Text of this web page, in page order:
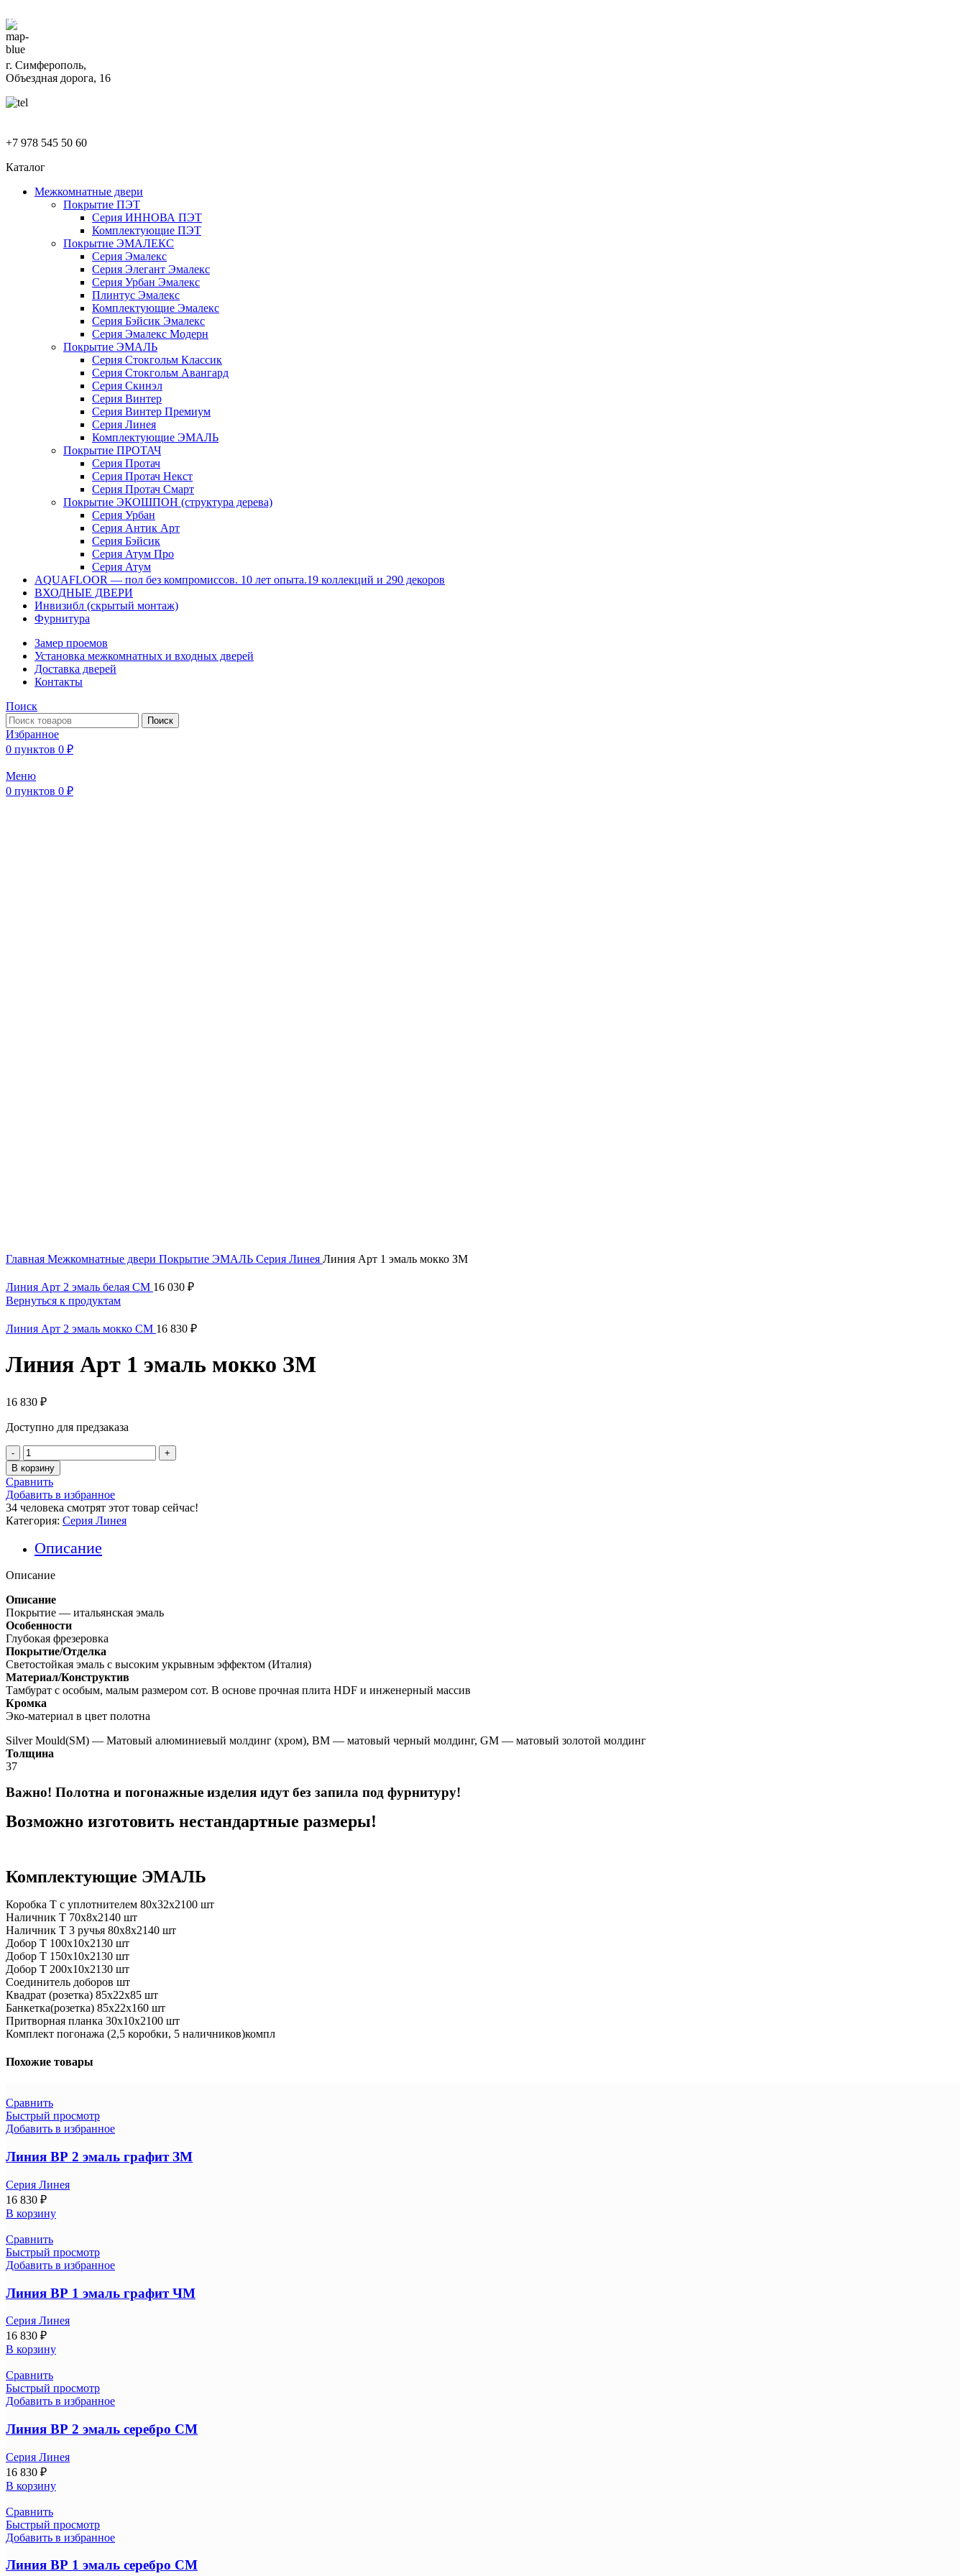
г. Симферополь,
Объездная дорога, 16
+7 978 545 50 60
Каталог
Межкомнатные двери
Покрытие ПЭТ
Серия ИННОВА ПЭТ
Комплектующие ПЭТ
Покрытие ЭМАЛЕКС
Серия Эмалекс
Серия Элегант Эмалекс
Серия Урбан Эмалекс
Плинтус Эмалекс
Комплектующие Эмалекс
Серия Бэйсик Эмалекс
Серия Эмалекс Модерн
Покрытие ЭМАЛЬ
Серия Стокгольм Классик
Серия Стокгольм Авангард
Серия Скинэл
Серия Винтер
Серия Винтер Премиум
Серия Линея
Комплектующие ЭМАЛЬ
Покрытие ПРОТАЧ
Серия Протач
Серия Протач Некст
Серия Протач Смарт
Покрытие ЭКОШПОН (структура дерева)
Серия Урбан
Серия Антик Арт
Серия Бэйсик
Серия Атум Про
Серия Атум
AQUAFLOOR — пол без компромиссов. 10 лет опыта.19 коллекций и 290 декоров
ВХОДНЫЕ ДВЕРИ
Инвизибл (скрытый монтаж)
Фурнитура
Замер проемов
Установка межкомнатных и входных дверей
Доставка дверей
Контакты
Поиск
Поиск
Избранное
0 пунктов 0 ₽
Меню
0 пунктов 0 ₽
Главная Межкомнатные двери Покрытие ЭМАЛЬ Серия Линея Линия Арт 1 эмаль мокко ЗМ
Линия Арт 2 эмаль белая СМ 16 030 ₽
Вернуться к продуктам
Линия Арт 2 эмаль мокко СМ 16 830 ₽
Линия Арт 1 эмаль мокко ЗМ
16 830 ₽
Доступно для предзаказа
Количество
товара
Линия
Арт
1
эмаль
мокко
ЗМ
В корзину
Сравнить
Добавить в избранное
34 человека смотрят этот товар сейчас!
Категория: Серия Линея
Описание
Описание
Описание
Покрытие — итальянская эмаль
Особенности
Глубокая фрезеровка
Покрытие/Отделка
Светостойкая эмаль с высоким укрывным эффектом (Италия)
Материал/Конструктив
Тамбурат с особым, малым размером сот. В основе прочная плита HDF и инженерный массив
Кромка
Эко-материал в цвет полотна
Silver Mould(SM) — Матовый алюминиевый молдинг (хром), BM — матовый черный молдинг, GM — матовый золотой молдинг
Толщина
37
Важно! Полотна и погонажные изделия идут без запила под фурнитуру!
Возможно изготовить нестандартные размеры!
Комплектующие ЭМАЛЬ
Коробка Т с уплотнителем 80х32х2100 шт
Наличник Т 70х8х2140 шт
Наличник Т 3 ручья 80х8х2140 шт
Добор Т 100х10х2130 шт
Добор Т 150х10х2130 шт
Добор Т 200х10х2130 шт
Соединитель доборов шт
Квадрат (розетка) 85х22х85 шт
Банкетка(розетка) 85х22х160 шт
Притворная планка 30х10х2100 шт
Комплект погонажа (2,5 коробки, 5 наличников)компл
Похожие товары
Сравнить
Быстрый просмотр
Добавить в избранное
Линия ВР 2 эмаль графит ЗМ
Серия Линея
16 830 ₽
В корзину
Сравнить
Быстрый просмотр
Добавить в избранное
Линия ВР 1 эмаль графит ЧМ
Серия Линея
16 830 ₽
В корзину
Сравнить
Быстрый просмотр
Добавить в избранное
Линия ВР 2 эмаль серебро СМ
Серия Линея
16 830 ₽
В корзину
Сравнить
Быстрый просмотр
Добавить в избранное
Линия ВР 1 эмаль серебро СМ